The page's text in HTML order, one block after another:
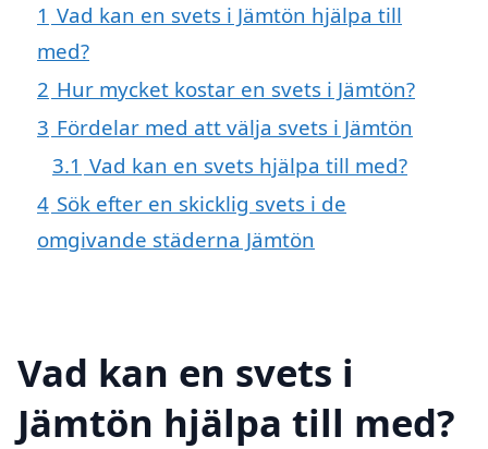
1 Vad kan en svets i Jämtön hjälpa till
med?
2 Hur mycket kostar en svets i Jämtön?
3 Fördelar med att välja svets i Jämtön
3.1 Vad kan en svets hjälpa till med?
4 Sök efter en skicklig svets i de
omgivande städerna Jämtön
Vad kan en svets i
Jämtön hjälpa till med?